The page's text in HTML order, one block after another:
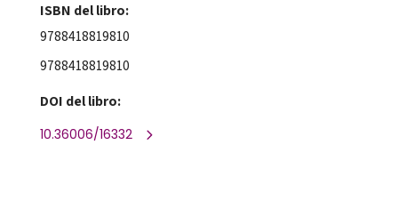
ISBN del libro:
9788418819810
9788418819810
DOI del libro:
10.36006/16332